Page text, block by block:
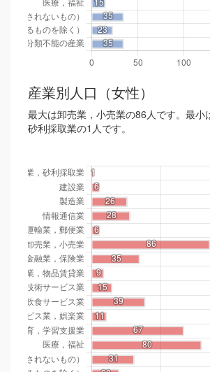
産業別人口（女性）
最大は卸売業，小売業の86人です。最小
砂利採取業の1人です。